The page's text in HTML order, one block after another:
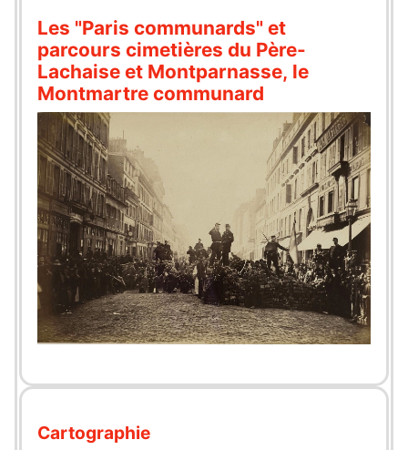
Les "Paris communards" et
parcours cimetières du Père-
Lachaise et Montparnasse, le
Montmartre communard
Cartographie